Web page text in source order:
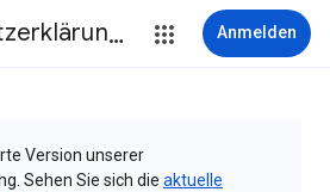
Datenschutzerklärung & Nutzungsbedingungen Anmelden
Version unserer
Sehen Sie sich die aktuelle